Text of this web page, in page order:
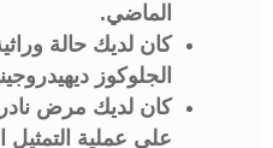
الماضي.
كان لديك حالة
الجلوكوز
كان لديك مرض نادر
على عملية التمثيل